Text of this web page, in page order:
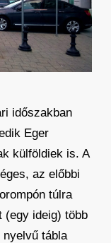
időszakban
Eger
külföldiek is. A
az előbbi
túlra
(egy ideig) több
tábla